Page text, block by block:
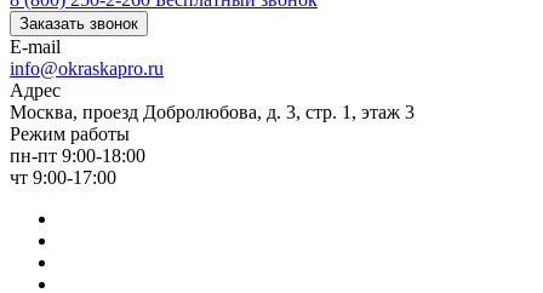
Заказать звонок
E-mail
info@okraskapro.ru
Адрес
Москва, проезд Добролюбова, д. 3, стр. 1, этаж 3
Режим работы
пн-пт 9:00-18:00
чт 9:00-17:00